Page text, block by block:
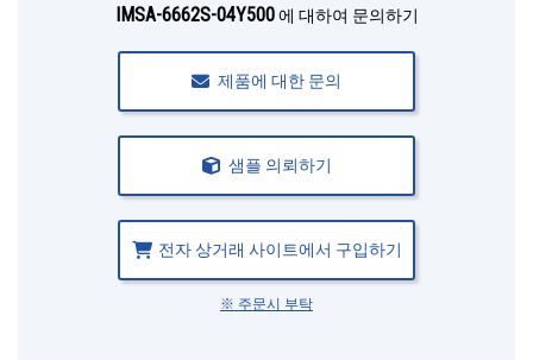
IMSA-6662S-04Y500에 대하여 문의하기
제품에 대한 문의
샘플 의뢰하기
전자 상거래 사이트에서 구입하기
※ 주문시 부탁